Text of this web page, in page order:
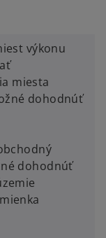
výkonu
miesta
dohodnúť
dohodnúť